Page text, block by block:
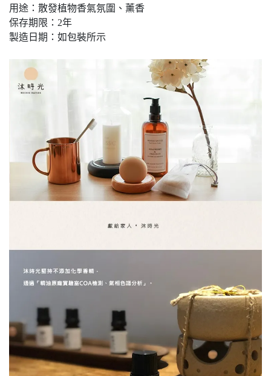
用途：散發植物香氣氛圍、薰香
保存期限：2年
製造日期：如包裝所示